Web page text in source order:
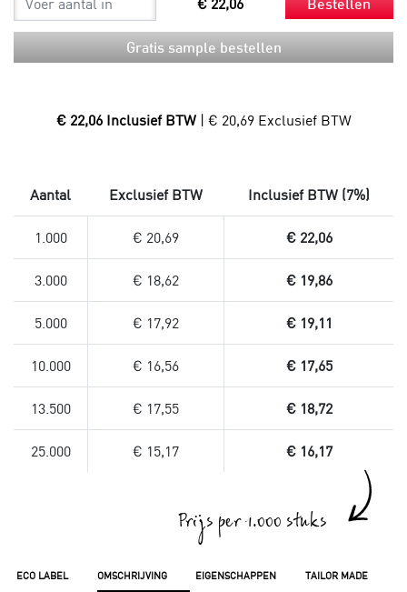
Gratis sample bestellen
€ 22,06 Inclusief BTW | € 20,69 Exclusief BTW
ECO LABEL OMSCHRIJVING EIGENSCHAPPEN TAILOR MADE
Aantal Exclusief BTW Inclusief BTW (7%)
1.000 € 20,69 € 22,06
3.000 € 18,62 € 19,86
5.000 € 17,92 € 19,11
10.000 € 16,56 € 17,65
13.500 € 17,55 € 18,72
25.000 € 15,17 € 16,17
Prijs per 1.000 stuks